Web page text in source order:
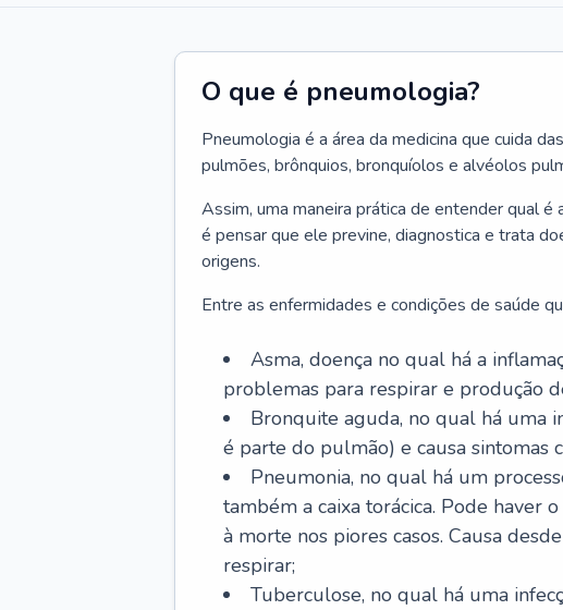
O que é pneumologia?
Pneumologia é a área da medicina que cuida
pulmões, brônquios, bronquíolos e alvéolos
Assim, uma maneira prática de entender qual
é pensar que ele previne, diagnostica e trata
origens.
Entre as enfermidades e condições de saúde
Asma, doença no qual há a
problemas para respirar e produção
Bronquite aguda, no qual há uma
é parte do pulmão) e causa sintomas
Pneumonia, no qual há um
também a caixa torácica. Pode haver
à morte nos piores casos. Causa
respirar;
Tuberculose, no qual há uma